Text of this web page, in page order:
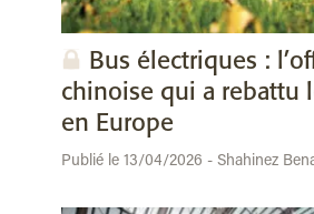
Bus électriques :
chinoise qui a rebattu
en Europe
Publié le 13/04/2026 - Shahinez